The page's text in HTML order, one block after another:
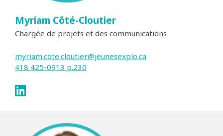
Myriam Côté-Cloutier
Chargée de projets et des communications
myriam.cote.cloutier@jeunesexplo.ca
418 425-0913 p.230